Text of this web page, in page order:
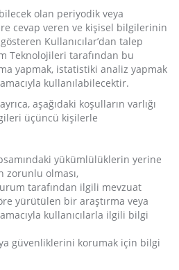
olan periyodik veya
cevap veren ve kişisel bilgilerinin
Kullanıcılar’dan talep
Teknolojileri tarafından bu
yapmak, istatistiki analiz yapmak
kullanılabilecektir.
aşağıdaki koşulların varlığı
üçüncü kişilerle
yükümlülüklerin yerine
zorunlu olması,
tarafından ilgili mevzuat
yürütülen bir araştırma veya
kullanıcılarla ilgili bilgi
güvenliklerini korumak için bilgi